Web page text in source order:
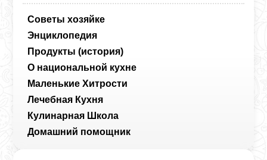
Советы хозяйке
Энциклопедия
Продукты (история)
О национальной кухне
Маленькие Хитрости
Лечебная Кухня
Кулинарная Школа
Домашний помощник